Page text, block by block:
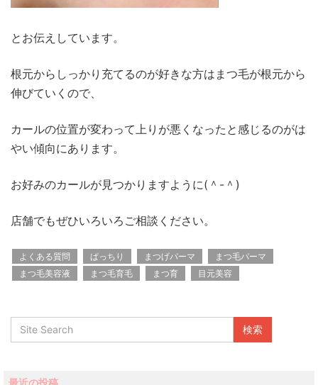
とお伝えしています。
根元からしっかり充てるのが好きな方はまつ毛が根元から
伸びていくので、
カールの位置が変わって上りが悪くなったと感じるのがは
やい傾向にあります。
お好みのカールが見つかりますように(＾-＾)
店舗でもぜひいろいろご相談ください。
よくある質問 ぱっちり まつげパーマ
まつ毛パーマ
まつ毛美容液
まつ毛育毛 まつ育 目元美容
最近の投稿